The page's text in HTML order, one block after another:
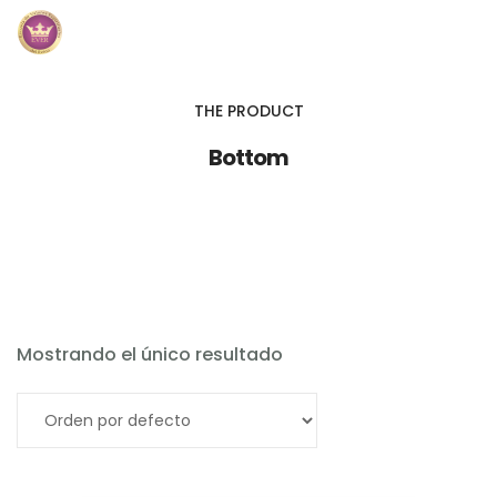
THE PRODUCT
Bottom
Mostrando el único resultado
Añadir al carrito